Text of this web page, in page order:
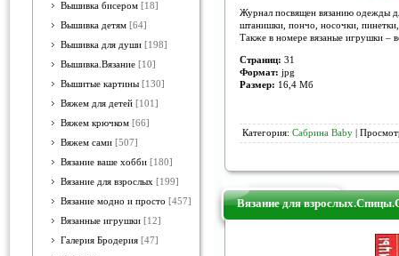
Вышивка бисером [18]
Вышивка детям [64]
Вышивка для души [198]
Вышивка.Вязание [10]
Вышитые картины [130]
Вяжем для детей [101]
Вяжем крючком [66]
Вяжем сами [507]
Вязание ваше хобби [180]
Вязание для взрослых [199]
Вязание модно и просто [457]
Вязанные игрушки [12]
Галерия Бродерия [47]
Журнал посвящен вязанию одежды
штанишки, пончо, носочки,
Также в номере вязаные игрушки –
Страниц: 31
Формат: jpg
Размер: 16,4 Мб
Категория: Сабрина Baby |
Вязание для